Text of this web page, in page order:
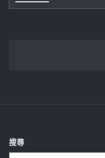
搜尋